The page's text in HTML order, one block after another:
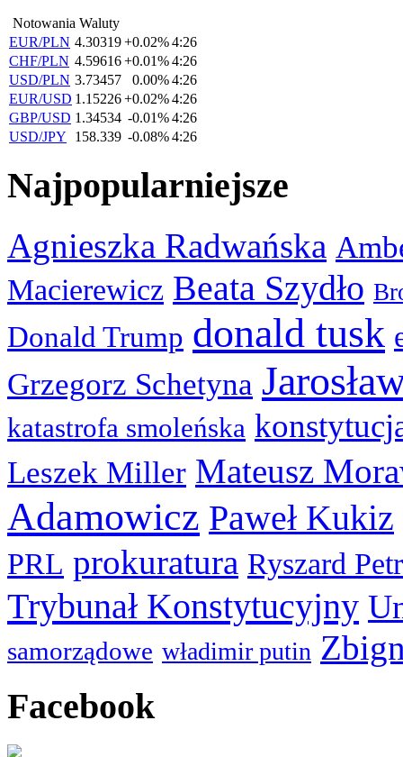
Notowania Waluty
EUR/PLN 4.30319+0.02%4:26
CHF/PLN 4.59616+0.01%4:26
USD/PLN 3.73457 0.00%4:26
EUR/USD 1.15226+0.02%4:26
GBP/USD 1.34534 -0.01%4:26
USD/JPY
158.339 -0.08%4:26
Najpopularniejsze
Agnieszka Radwańska
Macierewicz Beata Szydło
Donald Trump donald tusk
Grzegorz Schetyna
katastrofa smoleńska
Leszek Miller Mateusz
Adamowicz Paweł Kukiz
PRL prokuratura Ryszard
Trybunał Konstytucyjny
samorządowe władimir putin
Facebook